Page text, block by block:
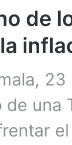
de
de una